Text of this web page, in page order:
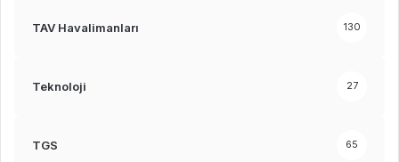
TAV Havalimanları 130
Teknoloji 27
TGS 65